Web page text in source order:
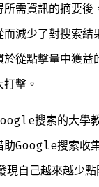
需資訊的摘要後
減少了對搜索結
從點擊量中獲益
擊。
搜索的大學
助Google搜索收
自己越來越少